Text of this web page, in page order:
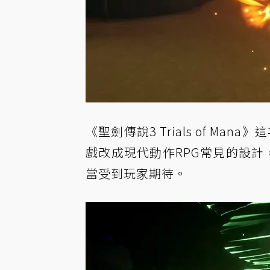
《聖劍傳說3 Trials of Mana》
戲改成現代動作RPG常見的設
當受到玩家期待。